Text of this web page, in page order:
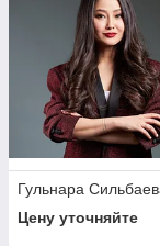
Гульнара
Цену уточняйте